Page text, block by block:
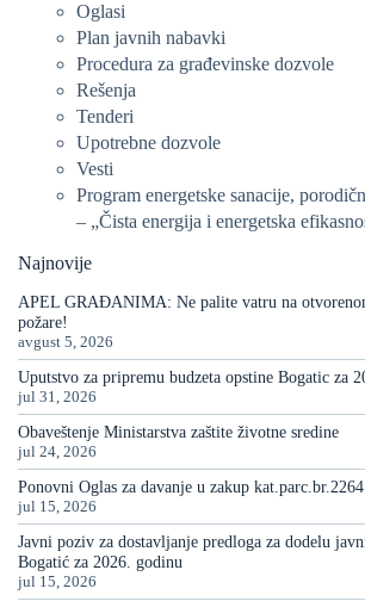
Oglasi
Plan javnih nabavki
Procedura za građevinske dozvole
Rešenja
Tenderi
Upotrebne dozvole
Vesti
Program energetske sanacije,
– „Čista energija i energetska
Najnovije
APEL GRAĐANIMA: Ne palite vatru na
požare!
avgust 5, 2026
Uputstvo za pripremu budzeta opstine Bogatic za
jul 31, 2026
Obaveštenje Ministarstva zaštite životne sredine
jul 24, 2026
Ponovni Oglas za davanje u zakup
jul 15, 2026
Javni poziv za dostavljanje predloga za dodelu
Bogatić za 2026. godinu
jul 15, 2026